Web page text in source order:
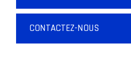
CONTACTEZ-NOUS